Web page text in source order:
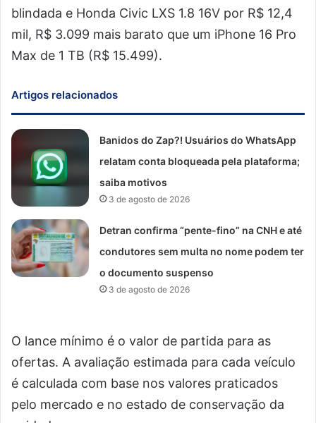
blindada e Honda Civic LXS 1.8 16V por R$ 12,4
mil, R$ 3.099 mais barato que um iPhone 16 Pro
Max de 1 TB (R$ 15.499).
Artigos relacionados
Banidos do Zap?! Usuários do WhatsApp
relatam conta bloqueada pela plataforma;
saiba motivos
3 de agosto de 2026
Detran confirma “pente-fino” na CNH e até
condutores sem multa no nome podem ter
o documento suspenso
3 de agosto de 2026
O lance mínimo é o valor de partida para as
ofertas. A avaliação estimada para cada veículo
é calculada com base nos valores praticados
pelo mercado e no estado de conservação da